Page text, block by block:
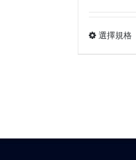
選擇規格